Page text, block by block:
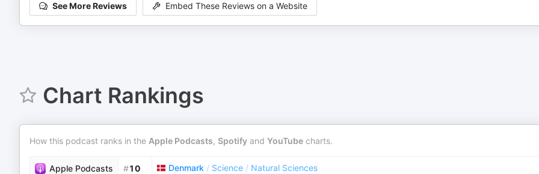
See More Reviews Embed These Reviews on a Website
Chart Rankings
How this podcast ranks in the Apple Podcasts, Spotify and YouTube charts.
Apple Podcasts #10 Denmark / Science / Natural Sciences